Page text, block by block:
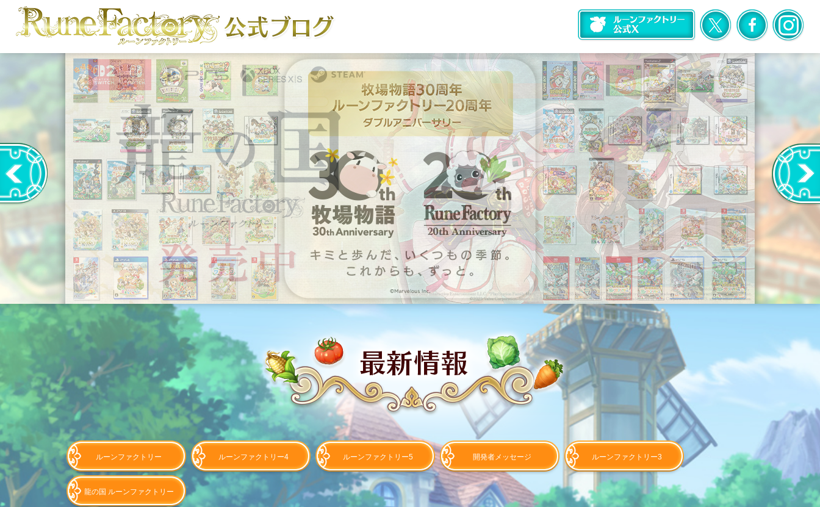
ルーンファクトリー ルーンファクトリー4 ルーンファクトリー5 開発者メッセージ ルーンファクトリー3
龍の国 ルーンファクトリー